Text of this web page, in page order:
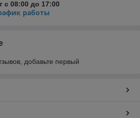
с 08:00 до 17:00
работы
добавьте первый